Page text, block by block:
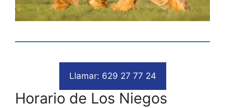
Llamar: 629 27 77 24
Horario de Los Niegos